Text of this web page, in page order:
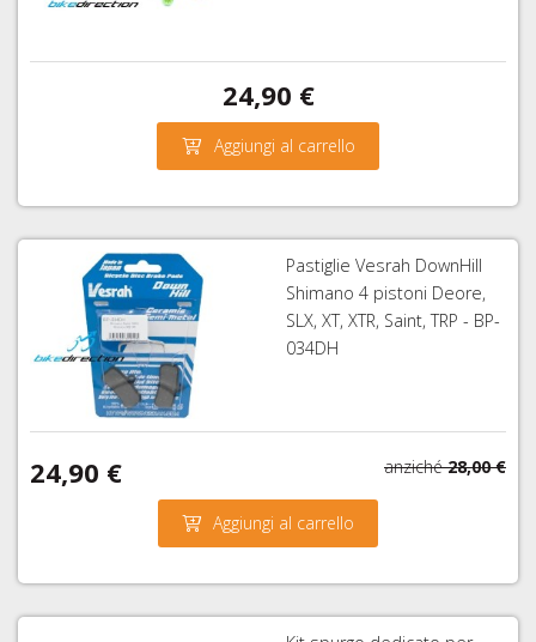
24,90 €
Aggiungi al carrello
Pastiglie Vesrah DownHill
Shimano 4 pistoni Deore,
SLX, XT, XTR, Saint, TRP - BP-
034DH
24,90 € anziché 28,00 €
Aggiungi al carrello